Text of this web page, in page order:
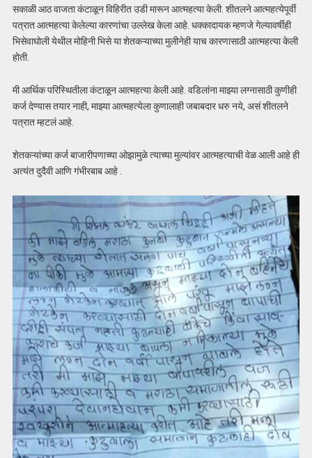
सकाळी आठ वाजता कंटाळून विहिरीत उडी मारून आत्महत्या केली. शीतलने आत्महत्येपूर्वी
पत्रात आत्महत्या केलेल्या कारणांचा उल्लेख केला आहे. धक्कादायक म्हणजे गेल्यावर्षीही
भिसेवाघोली येथील मोहिनी भिसे या शेतकऱ्याच्या मुलीनेही याच कारणासाठी आत्महत्या केली
होती.
मी आर्थिक परिस्थितीला कंटाळून आत्महत्या केली आहे. वडिलांना माझ्या लग्नासाठी कुणीही
कर्ज देण्यास तयार नाही, माझ्या आत्महत्येला कुणालाही जबाबदार धरु नये, असं शीतलने
पत्रात म्हटलं आहे.
शेतकऱ्यांच्या कर्ज बाजारीपणाच्या ओझामुळे त्याच्या मुल्यांवर आत्महत्याची वेळ आली आहे ही
अत्यंत दुदैवी आणि गंभीरबाब आहे .